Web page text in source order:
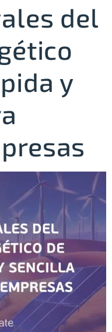
del
y